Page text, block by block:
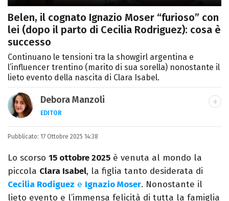
Belen, il cognato Ignazio Moser “furioso” con
lei (dopo il parto di Cecilia Rodriguez): cosa è
successo
Continuano le tensioni tra la showgirl argentina e
l’influencer trentino (marito di sua sorella) nonostante il
lieto evento della nascita di Clara Isabel.
Debora Manzoli
EDITOR
LINKEDIN
INSTAGRAM FACEBOOK SITO
Scrittrice, copywriter, editor e pubblicista
mantovana, laureata in Lettere, Cinema e
Tv. Ha due libri all’attivo e ama la scrittura
alla follia.
Pubblicato: 17 Ottobre 2025 14:38
Lo scorso 15 ottobre 2025 è venuta al mondo la
piccola Clara Isabel, la figlia tanto desiderata di
Cecilia Rodiguez e Ignazio Moser. Nonostante il
lieto evento e l’immensa felicità di tutta la famiglia